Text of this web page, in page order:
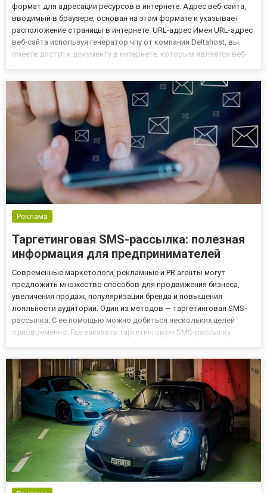
формат для адресации ресурсов в интернете. Адрес веб-сайта,
вводимый в браузере, основан на этом формате и указывает
расположение страницы в интернете. URL-адрес Имея URL-адрес
веб-сайта используя генератор чпу от компании Deltahost, вы
имеете доступ к документу в интернете, которым является веб-
Реклама
Таргетинговая SMS-рассылка: полезная
информация для предпринимателей
Современные маркетологи, рекламные и PR агенты могут
предложить множество способов для продвижения бизнеса,
увеличения продаж, популяризации бренда и повышения
лояльности аудитории. Один из методов — таргетинговая SMS-
рассылка. С ее помощью можно добиться нескольких целей
одновременно. Где заказать таргетинговую SMS-рассылку
наибольшим количество...